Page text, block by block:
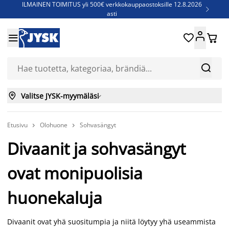
ILMAINEN TOIMITUS yli 500€ verkkokauppaostoksille 12.8.2026
asti

Jenkkisänkyjä - Säästä jopa 60%


 
 Valitse JYSK-myymäläsi
Etusivu  Olohuone  Sohvasängyt
Divaanit ja sohvasängyt
ovat monipuolisia
huonekaluja
Divaanit ovat yhä suositumpia ja niitä löytyy yhä useammista